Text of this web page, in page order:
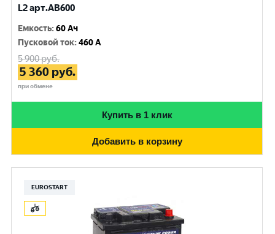
L2 арт.AB600
Емкость:60 Ач
Пусковой ток:460 A
5 900руб.
5 360 руб.
при обмене
Купить в 1 клик
Добавить в корзину
EUROSTART